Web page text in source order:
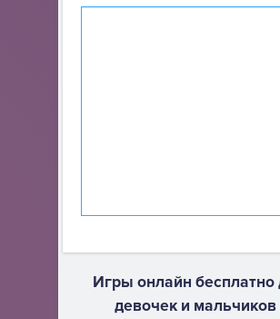
Игры онлайн бесплатно
девочек и мальчиков